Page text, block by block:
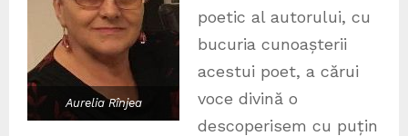
Aurelia Rînjea
poetic al autorului, cu
bucuria cunoașterii
acestui poet, a cărui
voce divină o
descoperisem cu puțin